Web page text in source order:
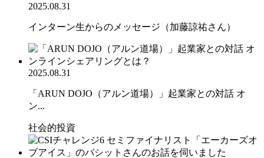
2025.08.31
インターン生からのメッセージ（加藤諒祐さん）
2025.08.31
「ARUN DOJO（アルン道場）」起業家との対話 オ
ン...
社会的投資